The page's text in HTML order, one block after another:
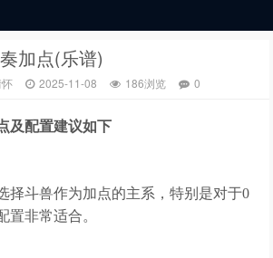
加点(乐谱)
2025-11-08 186浏览 0
及配置建议如下
择斗兽作为加点的主系，特别是对于0
置非常适合。